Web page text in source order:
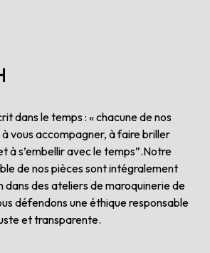
dans le temps : « chacune de nos
vous accompagner, à faire briller
à s’embellir avec le temps”.Notre
de nos pièces sont intégralement
dans des ateliers de maroquinerie de
défendons une éthique responsable
et transparente.